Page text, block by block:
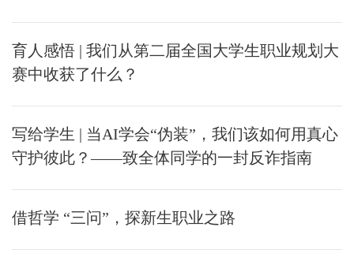
育人感悟 | 我们从第二届全国大学生职业规划大
赛中收获了什么？
写给学生 | 当AI学会“伪装”，我们该如何用真心
守护彼此？——致全体同学的一封反诈指南
借哲学 “三问”，探新生职业之路